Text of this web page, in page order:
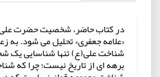
در کتاب حاضر، شخصیت حضرت علی
«علامه جعفری» تحلیل می شود. به
شناخت علی(ع) تنها شناسایی یک
برهه ای از تاریخ نیست؛ چرا که